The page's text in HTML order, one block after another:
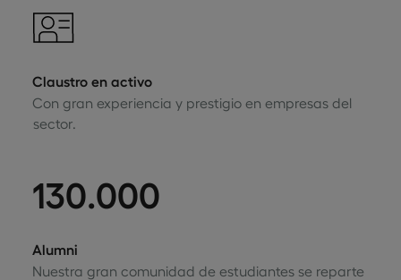
Claustro en activo
Con gran experiencia y prestigio en empresas del
sector.
130.000
Alumni
Nuestra gran comunidad de estudiantes se reparte